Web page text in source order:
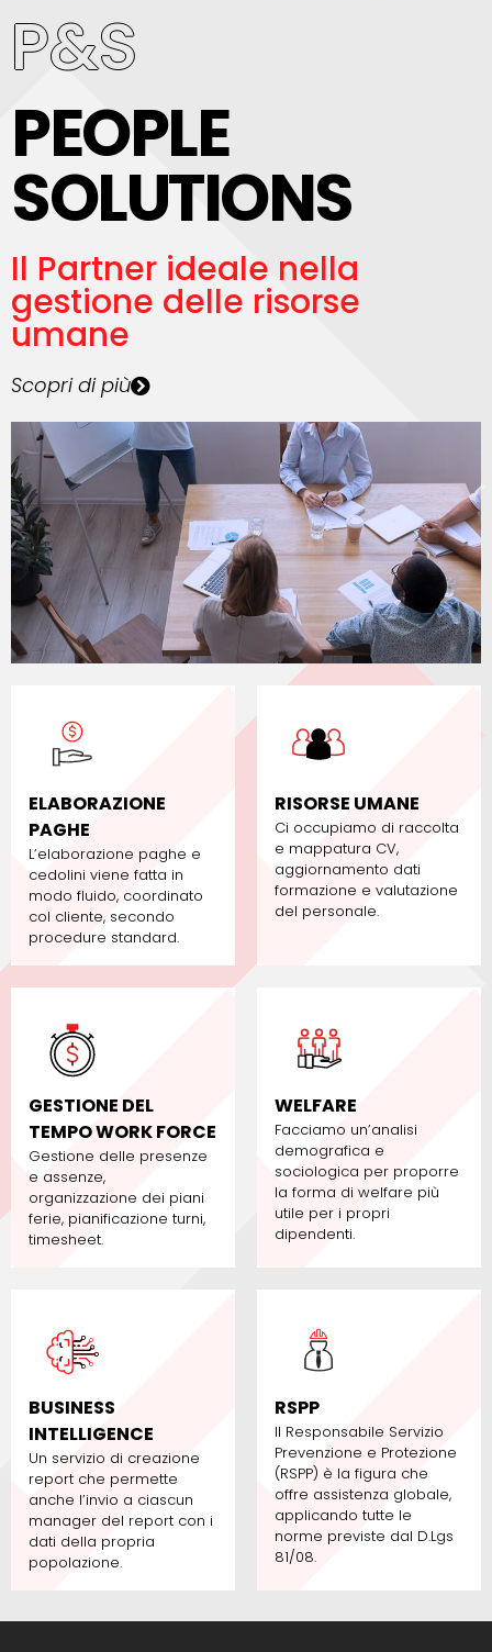
nell’evoluzione
P&S
PEOPLE
SOLUTIONS
Il Partner ideale nella
gestione delle risorse
umane
Scopri di più
ELABORAZIONE
PAGHE
L’elaborazione paghe e
cedolini viene fatta in
modo fluido, coordinato
col cliente, secondo
procedure standard.
RISORSE UMANE
Ci occupiamo di raccolta
e mappatura CV,
aggiornamento dati
formazione e valutazione
del personale.
GESTIONE DEL
TEMPO WORK FORCE
Gestione delle presenze
e assenze,
organizzazione dei piani
ferie, pianificazione turni,
timesheet.
WELFARE
Facciamo un’analisi
demografica e
sociologica per proporre
la forma di welfare più
utile per i propri
dipendenti.
BUSINESS
INTELLIGENCE
Un servizio di creazione
report che permette
anche l’invio a ciascun
manager del report con i
dati della propria
popolazione.
RSPP
Il Responsabile Servizio
Prevenzione e Protezione
(RSPP) è la figura che
offre assistenza globale,
applicando tutte le
norme previste dal D.Lgs
81/08.